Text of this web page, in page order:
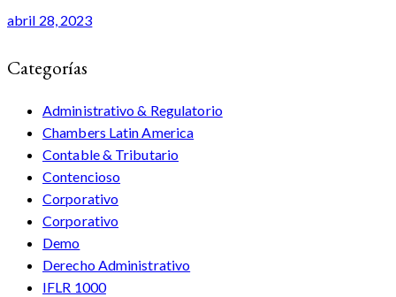
abril 28, 2023
Categorías
Administrativo & Regulatorio
Chambers Latin America
Contable & Tributario
Contencioso
Corporativo
Corporativo
Demo
Derecho Administrativo
IFLR 1000